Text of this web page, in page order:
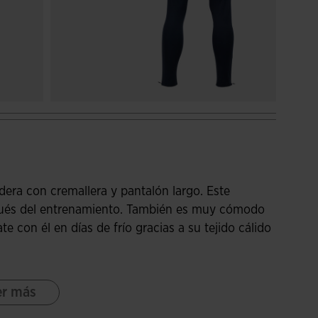
con cremallera y pantalón largo. Este
del entrenamiento. También es muy cómodo
con él en días de frío gracias a su tejido cálido
laterales para que guardes tus
bajo y puños que permite un ajuste
más